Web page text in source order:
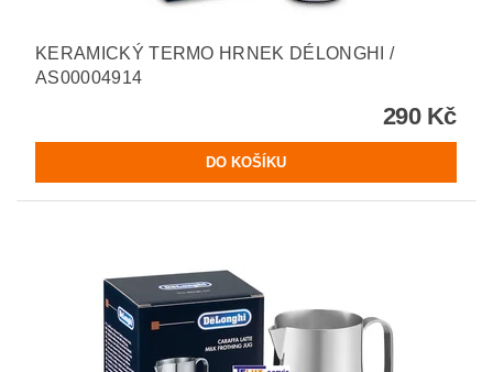
KERAMICKÝ TERMO HRNEK DÉLONGHI /
AS00004914
290 Kč